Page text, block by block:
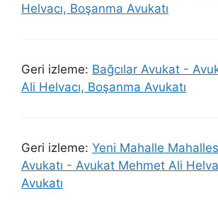
Helvacı, Boşanma Avukatı
Geri izleme: Bağcılar Avukat -
Ali Helvacı, Boşanma Avukatı
Geri izleme: Yeni Mahalle
Avukatı - Avukat Mehmet Ali
Avukatı